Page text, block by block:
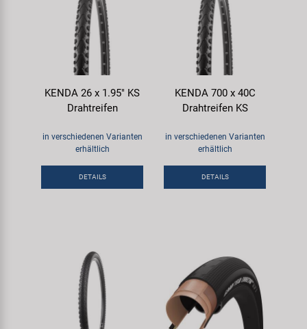
KENDA 26 x 1.95" KS
Drahtreifen
in verschiedenen Varianten
erhältlich
DETAILS
KENDA 700 x 40C
Drahtreifen KS
in verschiedenen Varianten
erhältlich
DETAILS